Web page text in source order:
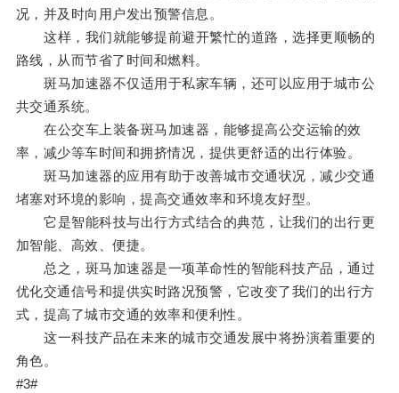
况，并及时向用户发出预警信息。
这样，我们就能够提前避开繁忙的道路，选择更顺畅的
路线，从而节省了时间和燃料。
斑马加速器不仅适用于私家车辆，还可以应用于城市公
共交通系统。
在公交车上装备斑马加速器，能够提高公交运输的效
率，减少等车时间和拥挤情况，提供更舒适的出行体验。
斑马加速器的应用有助于改善城市交通状况，减少交通
堵塞对环境的影响，提高交通效率和环境友好型。
它是智能科技与出行方式结合的典范，让我们的出行更
加智能、高效、便捷。
总之，斑马加速器是一项革命性的智能科技产品，通过
优化交通信号和提供实时路况预警，它改变了我们的出行方
式，提高了城市交通的效率和便利性。
这一科技产品在未来的城市交通发展中将扮演着重要的
角色。
#3#